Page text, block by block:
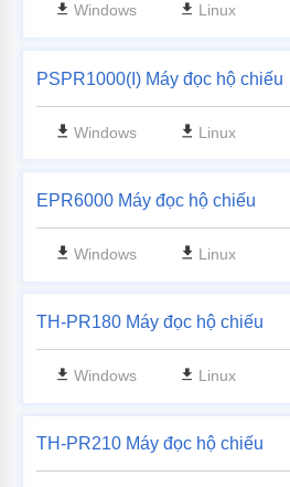
Windows Linux
PSPR1000(I) Máy đọc hộ chiếu
Windows Linux
EPR6000 Máy đọc hộ chiếu
Windows Linux
TH-PR180 Máy đọc hộ chiếu
Windows Linux
TH-PR210 Máy đọc hộ chiếu